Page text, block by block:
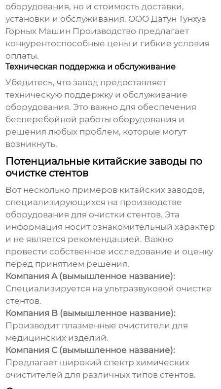
оборудования, но и стоимость доставки,
установки и обслуживания. ООО Датун Тунхуа
Горных Машин Производство предлагает
конкурентоспособные цены и гибкие условия
оплаты.
Техническая поддержка и обслуживание
Убедитесь, что завод предоставляет
техническую поддержку и обслуживание
оборудования. Это важно для обеспечения
бесперебойной работы оборудования и
решения любых проблем, которые могут
возникнуть.
Потенциальные китайские заводы по
очистке стентов
Вот несколько примеров китайских заводов,
специализирующихся на производстве
оборудования для очистки стентов. Эта
информация носит ознакомительный характер
и не является рекомендацией. Важно
провести собственное исследование и оценку
перед принятием решения.
Компания A (вымышленное название):
Специализируется на ультразвуковой очистке
стентов.
Компания B (вымышленное название):
Производит плазменные очистители для
медицинских изделий.
Компания C (вымышленное название):
Предлагает широкий спектр химических
очистителей для различных типов стентов.